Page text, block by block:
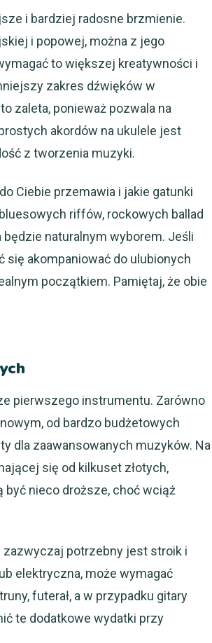
i bardziej radosne brzmienie.
i popowej, można z jego
to większej kreatywności i
zakres dźwięków w
zaleta, ponieważ pozwala na
akordów na ukulele jest
z tworzenia muzyki.
Ciebie przemawia i jakie gatunki
riffów, rockowych ballad
naturalnym wyborem. Jeśli
akompaniować do ulubionych
początkiem. Pamiętaj, że obie
pierwszego instrumentu. Zarówno
od bardzo budżetowych
dla zaawansowanych muzyków. Na
się od kilkuset złotych,
nieco droższe, choć wciąż
zazwyczaj potrzebny jest stroik i
elektryczna, może wymagać
futerał, a w przypadku gitary
te dodatkowe wydatki przy